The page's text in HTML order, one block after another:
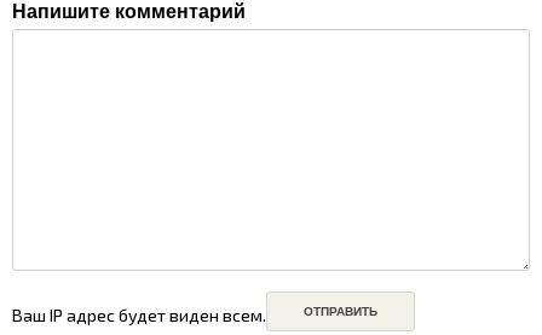
Напишите комментарий
Ваш IP адрес будет виден всем.